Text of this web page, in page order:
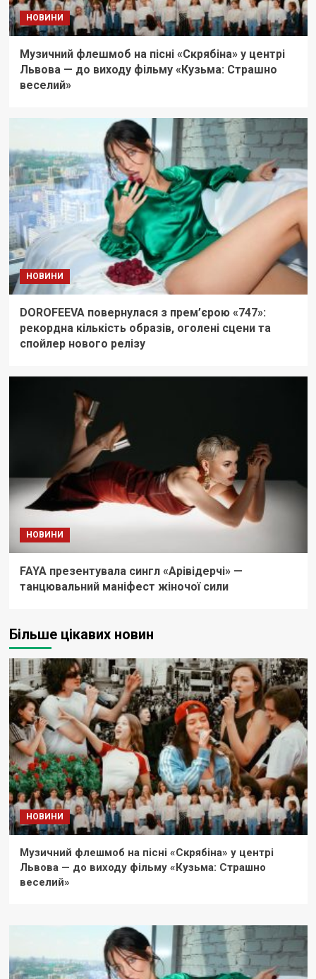
НОВИНИ
Музичний флешмоб на пісні «Скрябіна» у центрі
Львова — до виходу фільму «Кузьма: Страшно
веселий»
НОВИНИ
DOROFEEVA повернулася з прем’єрою «747»:
рекордна кількість образів, оголені сцени та
спойлер нового релізу
НОВИНИ
FAYA презентувала сингл «Арівідерчі» —
танцювальний маніфест жіночої сили
Більше цікавих новин
НОВИНИ
Музичний флешмоб на пісні «Скрябіна» у центрі
Львова — до виходу фільму «Кузьма: Страшно
веселий»